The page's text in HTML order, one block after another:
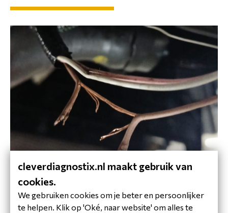
Voorbeeld van beschadigde bedrading, wat een
communicatie foutcode kan veroorzaken.
cleverdiagnostix.nl maakt gebruik van
cookies.
We gebruiken cookies om je beter en persoonlijker
te helpen. Klik op 'Oké, naar website' om alles te